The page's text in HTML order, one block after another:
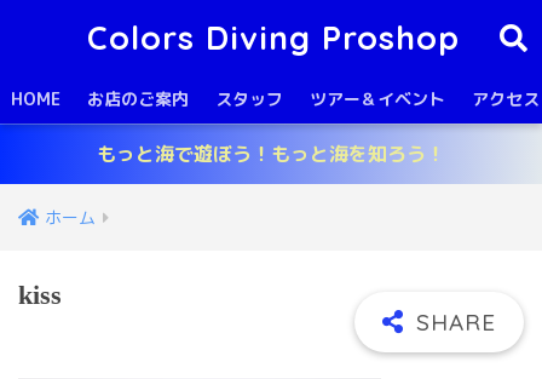
Colors Diving Proshop
HOME お店のご案内 スタッフ ツアー＆イベント アクセス
もっと海で遊ぼう！もっと海を知ろう！
ホーム
kiss